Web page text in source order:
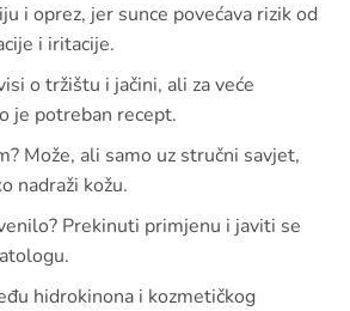
i oprez, jer sunce povećava rizik od
i iritacije.
o tržištu i jačini, ali za veće
je potreban recept.
Može, ali samo uz stručni savjet,
nadraži kožu.
Prekinuti primjenu i javiti se
hidrokinona i kozmetičkog